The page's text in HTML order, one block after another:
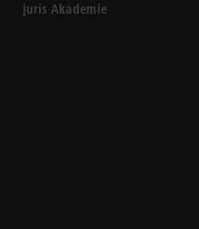
juris Akademie